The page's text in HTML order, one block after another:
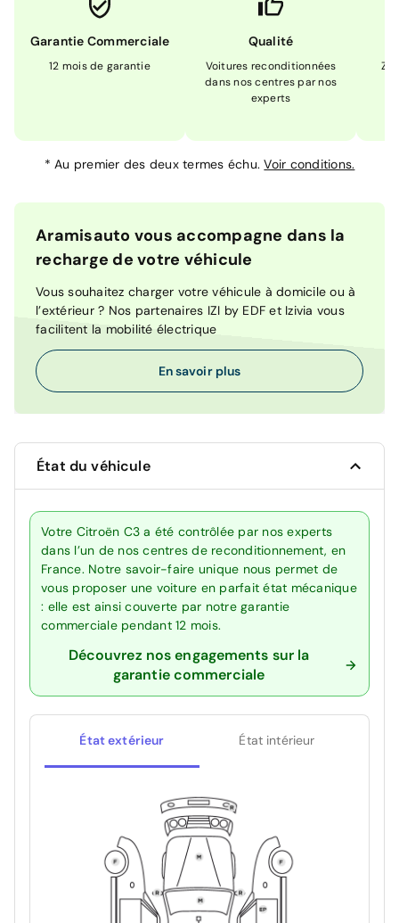
Garantie Commerciale
12 mois de garantie
Qualité
Voitures reconditionnées
dans nos centres par nos
experts
*Au premier des deux termes échu.Voir conditions.
Aramisauto vous accompagne dans la
recharge de votre véhicule
Vous souhaitez charger votre véhicule à domicile ou à
l’extérieur ? Nos partenaires IZI by EDF et Izivia vous
facilitent la mobilité électrique
En savoir plus
État du véhicule
Votre Citroën C3 a été contrôlée par nos experts
dans l’un de nos centres de reconditionnement, en
France. Notre savoir-faire unique nous permet de
vous proposer une voiture en parfait état mécanique
: elle est ainsi couverte par notre garantie
commerciale pendant 12 mois.
Découvrez nos engagements sur la
garantie commerciale
État extérieur État intérieur